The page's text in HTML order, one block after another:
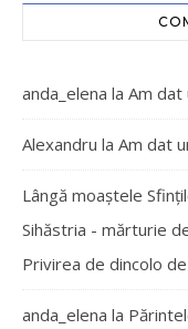
anda_elena la Am
Alexandru la Am dat
Lângă moaștele
Sihăstria - mărturie
Privirea de dincolo
anda_elena la